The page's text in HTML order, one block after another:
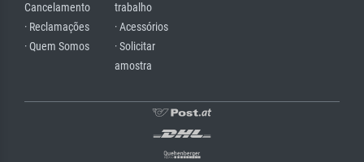
Cancelamento
· Reclamações
· Quem Somos
trabalho
· Acessórios
· Solicitar
amostra